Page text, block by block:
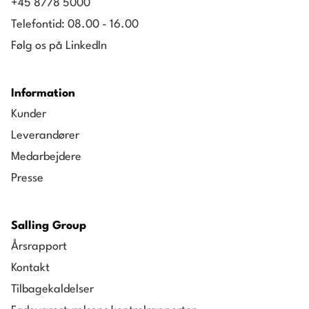
+45 8778 5000
Telefontid: 08.00 - 16.00
Følg os på LinkedIn
Information
Kunder
Leverandører
Medarbejdere
Presse
Salling Group
Årsrapport
Kontakt
Tilbagekaldelser